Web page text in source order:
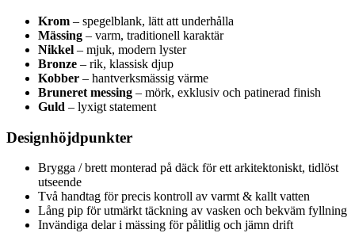
Krom – spegelblank, lätt att underhålla
Mässing – varm, traditionell karaktär
Nikkel – mjuk, modern lyster
Bronze – rik, klassisk djup
Kobber – hantverksmässig värme
Bruneret messing – mörk, exklusiv och patinerad finish
Guld – lyxigt statement
Designhöjdpunkter
Brygga / brett monterad på däck för ett arkitektoniskt, tidlöst
utseende
Två handtag för precis kontroll av varmt & kallt vatten
Lång pip för utmärkt täckning av vasken och bekväm fyllning
Invändiga delar i mässing för pålitlig och jämn drift